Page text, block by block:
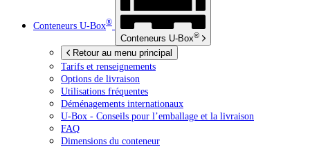
Conteneurs U-Box®
Conteneurs U-Box®
Retour au menu principal
Tarifs et renseignements
Options de livraison
Utilisations fréquentes
Déménagements internationaux
U-Box - Conseils pour l’emballage et la livraison
FAQ
Dimensions du conteneur